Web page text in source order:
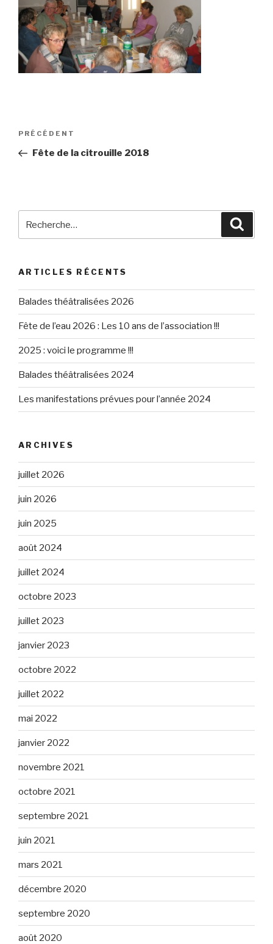
Navigation
l’article
Article
précédent
PRÉCÉDENT
Fête de la citrouille 2018
ARTICLES RÉCENTS
Balades théâtralisées 2026
Fête de l’eau 2026 : Les 10 ans de l’association !!!
2025 : voici le programme !!!
Balades théâtralisées 2024
Les manifestations prévues pour l’année 2024
ARCHIVES
juillet 2026
juin 2026
juin 2025
août 2024
juillet 2024
octobre 2023
juillet 2023
janvier 2023
octobre 2022
juillet 2022
mai 2022
janvier 2022
novembre 2021
octobre 2021
septembre 2021
juin 2021
mars 2021
décembre 2020
septembre 2020
août 2020